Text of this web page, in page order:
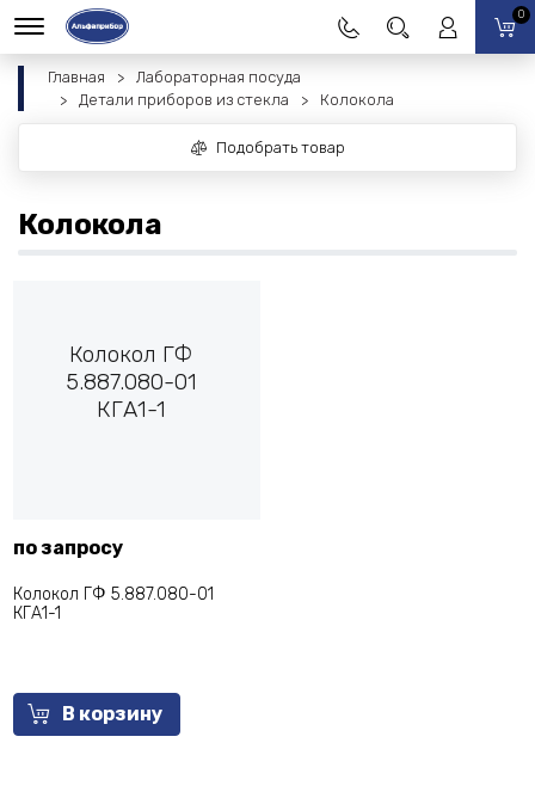
0
Главная
Лабораторная посуда
Детали приборов из стекла
Колокола
Подобрать товар
Колокола
Колокол ГФ
5.887.080-01
КГА1-1
по запросу
Колокол ГФ 5.887.080-01
КГА1-1
В корзину